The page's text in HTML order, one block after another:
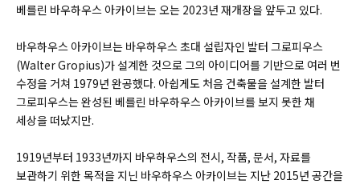
베를린 바우하우스 아카이브는 오는 2023년 재개장을 앞두고 있다.
바우하우스 아카이브는 바우하우스 초대 설립자인 발터 그로피우스
(Walter Gropius)가 설계한 것으로 그의 아이디어를 기반으로 여러 번
수정을 거쳐 1979년 완공했다. 아쉽게도 처음 건축물을 설계한 발터
그로피우스는 완성된 베를린 바우하우스 아카이브를 보지 못한 채
세상을 떠났지만.
1919년부터 1933년까지 바우하우스의 전시, 작품, 문서, 자료를
보관하기 위한 목적을 지닌 바우하우스 아카이브는 지난 2015년 공간을